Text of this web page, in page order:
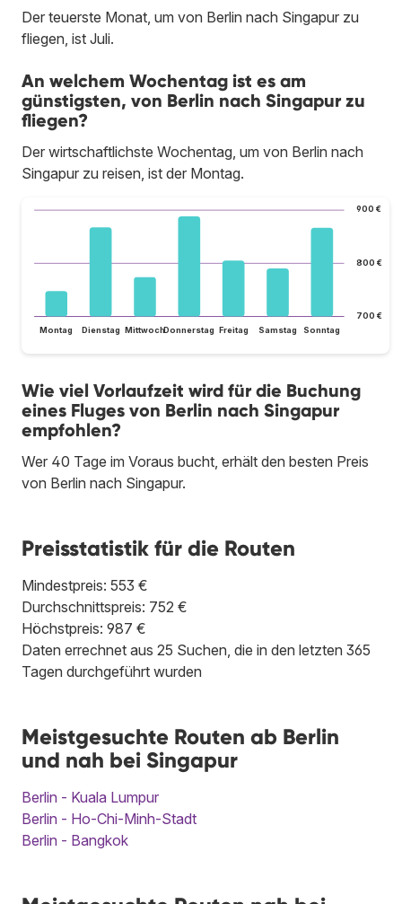
Der teuerste Monat, um von Berlin nach Singapur zu
fliegen, ist Juli.
An welchem Wochentag ist es am
günstigsten, von Berlin nach Singapur zu
fliegen?
Der wirtschaftlichste Wochentag, um von Berlin nach
Singapur zu reisen, ist der Montag.
700 €
800 €
900 €
Montag Dienstag MittwochDonnerstag Freitag Samstag Sonntag
Wie viel Vorlaufzeit wird für die Buchung
eines Fluges von Berlin nach Singapur
empfohlen?
Wer 40 Tage im Voraus bucht, erhält den besten Preis
von Berlin nach Singapur.
Preisstatistik für die Routen
Mindestpreis: 553 €
Durchschnittspreis: 752 €
Höchstpreis: 987 €
Daten errechnet aus 25 Suchen, die in den letzten 365
Tagen durchgeführt wurden
Meistgesuchte Routen ab Berlin
und nah bei Singapur
Berlin - Kuala Lumpur
Berlin - Ho-Chi-Minh-Stadt
Berlin - Bangkok